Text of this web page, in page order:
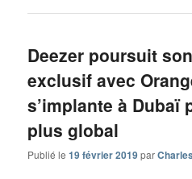
Deezer poursuit
exclusif avec
s’implante à Dubaï
plus global
Publié le19 février 2019par